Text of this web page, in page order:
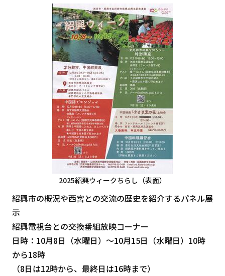
2025紹興ウィークちらし（表面）
紹興市の概況や西宮との交流の歴史を紹介するパネル展
示
紹興電視台との交換番組放映コーナー
日時：10月8日（水曜日）～10月15日（水曜日）10時
から18時
（8日は12時から、最終日は16時まで）